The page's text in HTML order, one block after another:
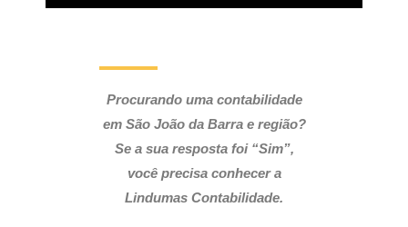
Procurando uma contabilidade
em São João da Barra e região?
Se a sua resposta foi “Sim”,
você precisa conhecer a
Lindumas Contabilidade.